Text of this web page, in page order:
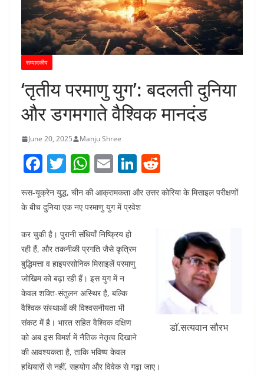
सम्पादकीय
‘तृतीय परमाणु युग’: बदलती दुनिया
और डगमगाते वैश्विक मानदंड
June 20, 2025 Manju Shree
F
a
c
e
b
o
o
k
T
w
itt
er
W
h
at
A
p
p
E
ai
Li
n
k
e
d
रूस-यूक्रेन युद्ध, चीन की आक्रामकता और उत्तर कोरिया के मिसाइल परीक्षणों
के बीच दुनिया एक नए परमाणु युग में प्रवेश
डाॅ.सत्यवान सौरभ
कर चुकी है। पुरानी संधियाँ निष्क्रिय हो
रही हैं, और तकनीकी प्रगति जैसे कृत्रिम
बुद्धिमत्ता व हाइपरसोनिक मिसाइलें परमाणु
जोखिम को बढ़ा रही हैं। इस युग में न
केवल शक्ति-संतुलन अस्थिर है, बल्कि
वैश्विक संस्थाओं की विश्वसनीयता भी
संकट में है। भारत सहित वैश्विक दक्षिण
को अब इस विमर्श में नैतिक नेतृत्व दिखाने
की आवश्यकता है, ताकि भविष्य केवल
हथियारों से नहीं, सहयोग और विवेक से गढ़ा जाए।